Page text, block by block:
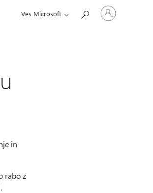
Ves Microsoft
Vpišite
se
in
rabo z